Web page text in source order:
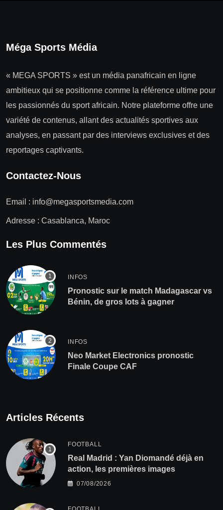
Méga Sports Média
« MEGA SPORTS » est un média panafricain en ligne
ambitieux qui se positionne comme la référence ultime pour
les passionnés du sport africain. Notre plateforme offre une
variété de contenus, allant des actualités sportives aux
analyses, en passant par des interviews exclusives et des
reportages captivants.
Contactez-Nous
Email : info@megasportsmedia.com
Adresse : Casablanca, Maroc
Les Plus Commentés
INFOS
Pronostic sur le match Madagascar vs
Bénin, de gros lots à gagner
INFOS
Neo Market Electronics pronostic
Finale Coupe CAF
Articles Récents
FOOTBALL
Real Madrid : Yan Diomandé déjà en
action, les premières images
07/08/2026